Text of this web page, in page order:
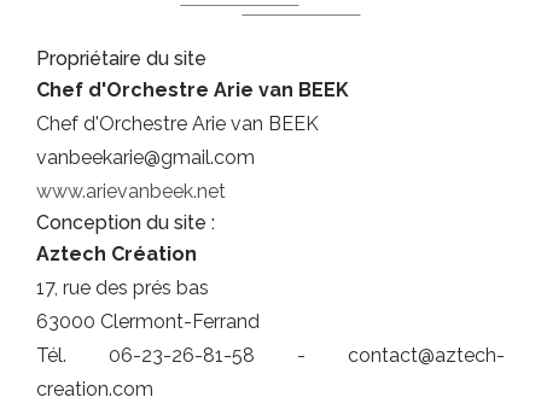
Propriétaire du site
Chef d'Orchestre Arie van BEEK
Chef d'Orchestre Arie van BEEK
vanbeekarie@gmail.com
www.arievanbeek.net
Conception du site :
Aztech Création
17, rue des prés bas
63000 Clermont-Ferrand
Tél. 06-23-26-81-58 - contact@aztech-
creation.com